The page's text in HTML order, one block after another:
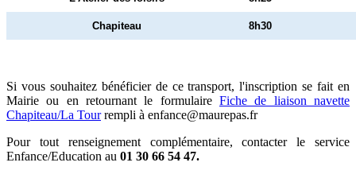
Chapiteau 8h30
Si vous souhaitez bénéficier de ce transport, l'inscription se fait en
Mairie ou en retournant le formulaire Fiche de liaison navette
Chapiteau/La Tourrempli à enfance@maurepas.fr
Pour tout renseignement complémentaire, contacter le service
Enfance/Education au 01 30 66 54 47.